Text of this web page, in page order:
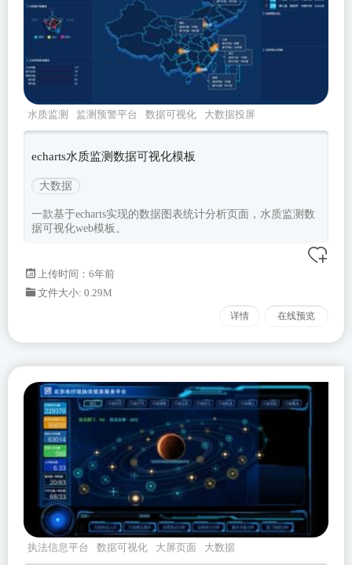
水质监测 监测预警平台 数据可视化
大数据投屏
echarts大数据
echarts水质监测数据可视化模板
大数据
一款基于echarts实现的数据图表统计分析页面，水质监测数
据可视化web模板。
上传时间：6年前
文件大小: 0.29M
详情 在线预览
执法信息平台 数据可视化 大屏页面 大数据